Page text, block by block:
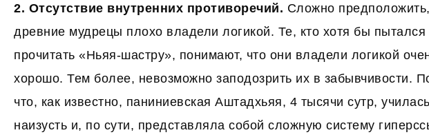
2. Отсутствие внутренних противоречий. Сложно
древние мудрецы плохо владели логикой. Те, кто хотя бы пытался
прочитать «Ньяя-шастру», понимают, что они владели логикой
хорошо. Тем более, невозможно заподозрить их в забывчивости.
что, как известно, паниниевская Аштадхьяя, 4 тысячи сутр, училась
наизусть и, по сути, представляла собой сложную систему